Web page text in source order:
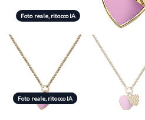
Foto reale, ritocco IA
Foto reale, ritocco IA
Foto reale, ritocco IA